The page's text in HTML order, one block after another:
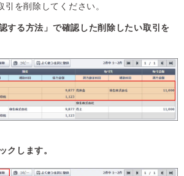
を削除してください。
する方法」で確認した削除したい取引を
クします。